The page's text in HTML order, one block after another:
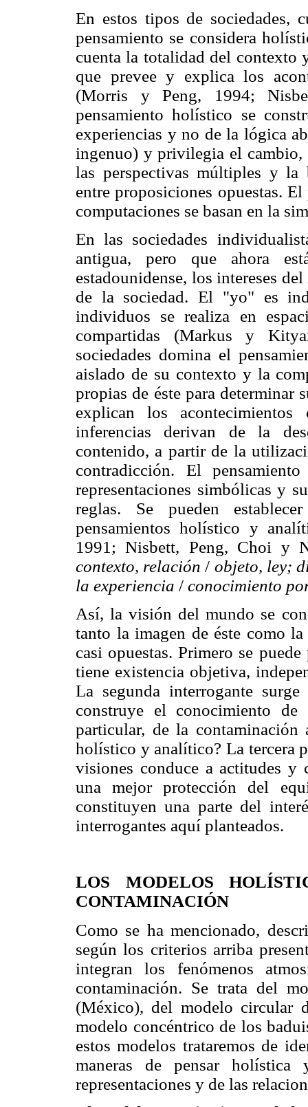
En estos tipos de sociedades,
pensamiento se considera
cuenta la totalidad del contexto
que prevee y explica los
(Morris y Peng, 1994;
pensamiento holístico se
experiencias y no de la lógica
ingenuo) y privilegia el cambio,
las perspectivas múltiples y la
entre proposiciones opuestas.
computaciones se basan en la
En las sociedades
antigua, pero que ahora
estadounidense, los intereses
de la sociedad. El "yo" es
individuos se realiza en
compartidas (Markus y
sociedades domina el
aislado de su contexto y la
propias de éste para determinar
explican los
inferencias derivan de la
contenido, a partir de la
contradicción. El
representaciones simbólicas y
reglas. Se pueden
pensamientos holístico y
1991; Nisbett, Peng, Choi y
contexto, relación / objeto, ley;
la experiencia / conocimiento
Así, la visión del mundo se
tanto la imagen de éste como
casi opuestas. Primero se
tiene existencia objetiva,
La segunda interrogante
construye el conocimiento
particular, de la contaminación
holístico y analítico? La tercera
visiones conduce a actitudes y
una mejor protección del
constituyen una parte del
interrogantes aquí planteados.
LOS MODELOS
CONTAMINACIÓN
Como se ha mencionado,
según los criterios arriba
integran los fenómenos
contaminación. Se trata del
(México), del modelo circular
modelo concéntrico de los
estos modelos trataremos de
maneras de pensar
representaciones y de las